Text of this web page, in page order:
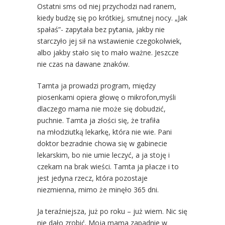
Ostatni sms od niej przychodzi nad ranem,
kiedy budzę się po krótkiej, smutnej nocy. „Jak
spałaś”- zapytała bez pytania, jakby nie
starczyło jej sił na wstawienie czegokolwiek,
albo jakby stało się to mało ważne. Jeszcze
nie czas na dawane znaków.
Tamta ja prowadzi program, między
piosenkami opiera głowę o mikrofon,myśli
dlaczego mama nie może się dobudzić,
puchnie. Tamta ja złości się, że trafiła
na młodziutką lekarkę, która nie wie. Pani
doktor bezradnie chowa się w gabinecie
lekarskim, bo nie umie leczyć, a ja stoję i
czekam na brak wieści. Tamta ja płacze i to
jest jedyna rzecz, która pozostaje
niezmienna, mimo że minęło 365 dni.
Ja teraźniejsza, już po roku – już wiem. Nic się
nie dało zrobić. Moja mama zapadnie w